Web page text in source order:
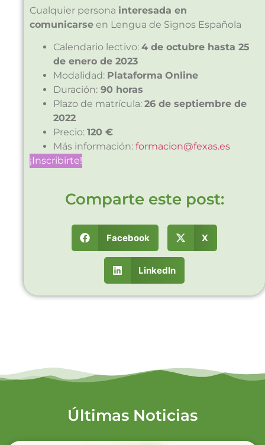
Cualquier persona interesada en
comunicarse en Lengua de Signos Española
Calendario lectivo: 4 de octubre hasta 25
de enero de 2023
Modalidad: Plataforma Online
Duración: 90 horas
Plazo de matrícula: 26 de septiembre de
2022
Precio: 120 €
Más información: formacion@fexas.es
¡Inscribirte!
Comparte este post:
Facebook X
LinkedIn
Últimas Noticias